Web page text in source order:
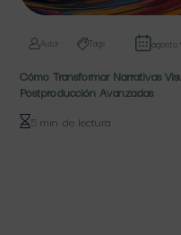
Autor Tags
Cómo Transformar Narrativas
Postproducción Avanzadas
5 min de lectura